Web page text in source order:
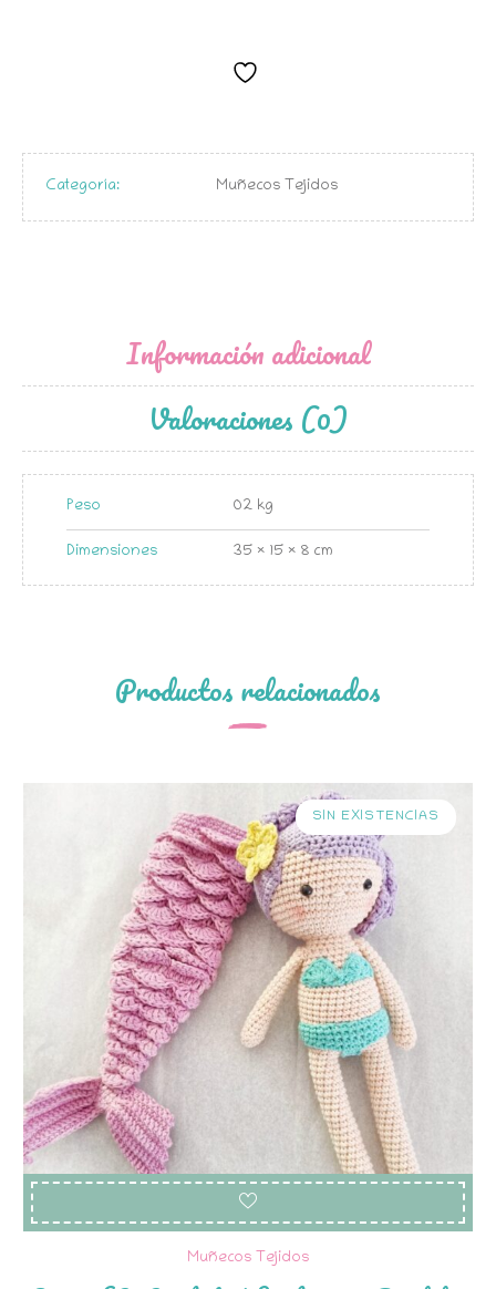
Categoría: Muñecos Tejidos
Información adicional
Valoraciones (0)
Peso 02 kg
Dimensiones 35 × 15 × 8 cm
Productos relacionados
SIN EXISTENCIAS
Muñecos Tejidos